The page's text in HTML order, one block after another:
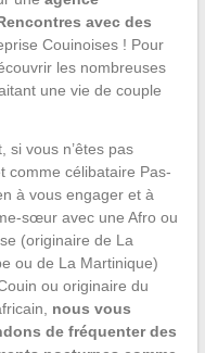
avec des
Couinoises ! Pour
les nombreuses
une vie de couple
si vous n’êtes pas
comme célibataire Pas-
à vous engager et à
sœur avec une Afro ou
(originaire de La
ou de La Martinique)
ou originaire du
nous vous
de fréquenter des